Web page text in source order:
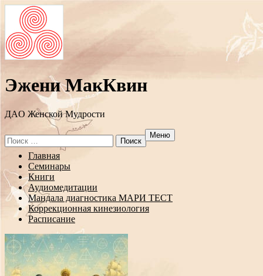
Эжени МакКвин
ДAO Женской Мудрости
Search
for:
Меню
Перейти
содержанию
Главная
Семинары
Книги
Аудиомедитации
Мандала диагностика МАРИ ТЕСТ
Коррекционная кинезиология
Расписание